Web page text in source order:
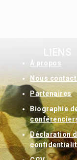
LIENS
À propos
Nous
Partenaires
Biographie
Déclaration